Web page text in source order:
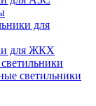
для
для ЖКХ
светильники